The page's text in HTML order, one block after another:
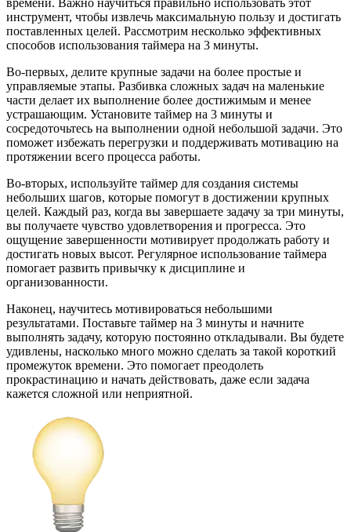
инструмент, чтобы извлечь максимальную пользу и достигать
поставленных целей. Рассмотрим несколько эффективных
способов использования таймера на 3 минуты.
Во-первых, делите крупные задачи на более простые и
управляемые этапы. Разбивка сложных задач на маленькие
части делает их выполнение более достижимым и менее
устрашающим. Установите таймер на 3 минуты и
сосредоточьтесь на выполнении одной небольшой задачи. Это
поможет избежать перегрузки и поддерживать мотивацию на
протяжении всего процесса работы.
Во-вторых, используйте таймер для создания системы
небольших шагов, которые помогут в достижении крупных
целей. Каждый раз, когда вы завершаете задачу за три минуты,
вы получаете чувство удовлетворения и прогресса. Это
ощущение завершенности мотивирует продолжать работу и
достигать новых высот. Регулярное использование таймера
помогает развить привычку к дисциплине и
организованности.
Наконец, научитесь мотивироваться небольшими
результатами. Поставьте таймер на 3 минуты и начните
выполнять задачу, которую постоянно откладывали. Вы будете
удивлены, насколько много можно сделать за такой короткий
промежуток времени. Это помогает преодолеть
прокрастинацию и начать действовать, даже если задача
кажется сложной или неприятной.